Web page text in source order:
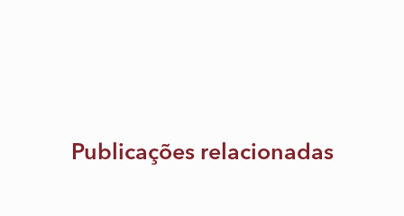
Publicações relacionadas